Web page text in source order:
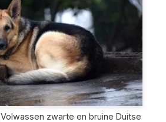
Volwassen zwarte en bruine Duitse